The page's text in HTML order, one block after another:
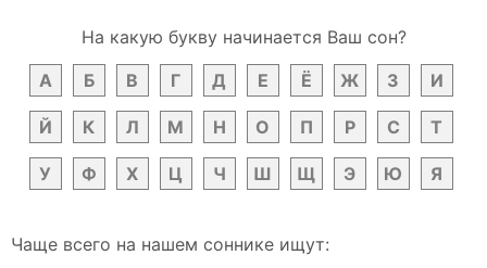
На какую букву начинается Ваш сон?
А
Б В Г Д Е Ё Ж З И
Й К Л М Н О П Р С Т
У Ф Х Ц Ч Ш Щ Э Ю Я
Чаще всего на нашем соннике ищут: